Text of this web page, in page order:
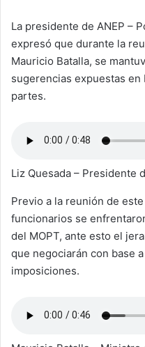
La presidente de ANEP –
expresó que durante la
Mauricio Batalla, se
sugerencias expuestas
partes.
Liz Quesada – Presidente
Previo a la reunión de
funcionarios se
del MOPT, ante esto el
que negociarán con base
imposiciones.